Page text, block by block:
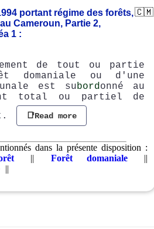
portant régime des forêts,
Cameroun, Partie 2,
1 :
🇨🇲
de tout ou partie
domaniale ou d'une
est subordonné au
total ou partiel de
📑Read more
dans la présente disposition :
|| Forêt domaniale
||
||